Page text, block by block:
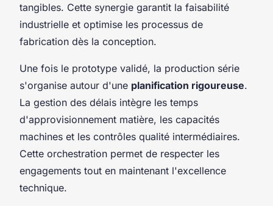
tangibles. Cette synergie garantit la faisabilité
industrielle et optimise les processus de
fabrication dès la conception.
Une fois le prototype validé, la production série
s'organise autour d'une planification rigoureuse.
La gestion des délais intègre les temps
d'approvisionnement matière, les capacités
machines et les contrôles qualité intermédiaires.
Cette orchestration permet de respecter les
engagements tout en maintenant l'excellence
technique.